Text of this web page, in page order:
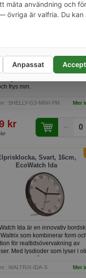
liten effektmätare som
mäta energin utan risk för att
frys mm.
SHELLY-G3-MINI-PM Mer
kr 0
Svart, 16cm,
EcoWatch Ida
Ida är en innovativ
som kombinerar form
för realtidsövervakning av
Med lysdioder som lyser i
beroende på aktuella priser,
enkel åtkomst till
WALTRIX-IDA-S Mer
mäta användning och för
övriga är valfria. Du
Anpassat